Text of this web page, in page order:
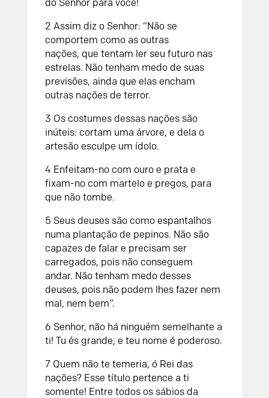
do Senhorpara você!
2 Assim diz o Senhor: “Não se
comportem como as outras
nações, que tentam ler seu futuro nas
estrelas. Não tenham medo de suas
previsões, ainda que elas encham
outras nações de terror.
3 Os costumes dessas nações são
inúteis: cortam uma árvore, e dela o
artesão esculpe um ídolo.
4 Enfeitam-no com ouro e prata e
fixam-no com martelo e pregos, para
que não tombe.
5 Seus deuses são como espantalhos
numa plantação de pepinos. Não são
capazes de falar e precisam ser
carregados, pois não conseguem
andar. Não tenham medo desses
deuses, pois não podem lhes fazer nem
mal, nem bem”.
6 Senhor, não há ninguém semelhante a
ti! Tu és grande, e teu nome é poderoso.
7 Quem não te temeria, ó Rei das
nações? Esse título pertence a ti
somente! Entre todos os sábios da